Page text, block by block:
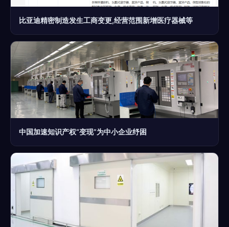
比亚迪精密制造发生工商变更,经营范围新增医疗器械等
中国加速知识产权“变现”为中小企业纾困